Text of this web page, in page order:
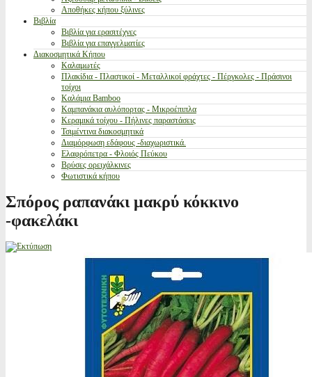
Αποθήκες κήπου ξύλινες
Βιβλία
Βιβλία για ερασιτέχνες
Βιβλία για επαγγελματίες
Διακοσμητικά Κήπου
Καλαμωτές
Πλακίδια - Πλαστικοί - Μεταλλικοί φράχτες - Πέργκολες - Πράσινοι
τοίχοι
Καλάμια Bamboo
Καμπανάκια αυλόπορτας - Μικροέπιπλα
Κεραμικά τοίχου - Πήλινες παραστάσεις
Τσιμέντινα διακοσμητικά
Διαμόρφωση εδάφους -διαχωριστικά.
Ελαφρόπετρα - Φλοιός Πεύκου
Βρύσες ορειχάλκινες
Φωτιστικά κήπου
Σπόρος ραπανάκι μακρύ κόκκινο
-φακελάκι